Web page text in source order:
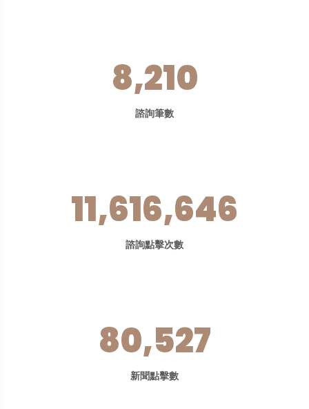
8,210
諮詢筆數
11,616,646
諮詢點擊次數
80,527
新聞點擊數